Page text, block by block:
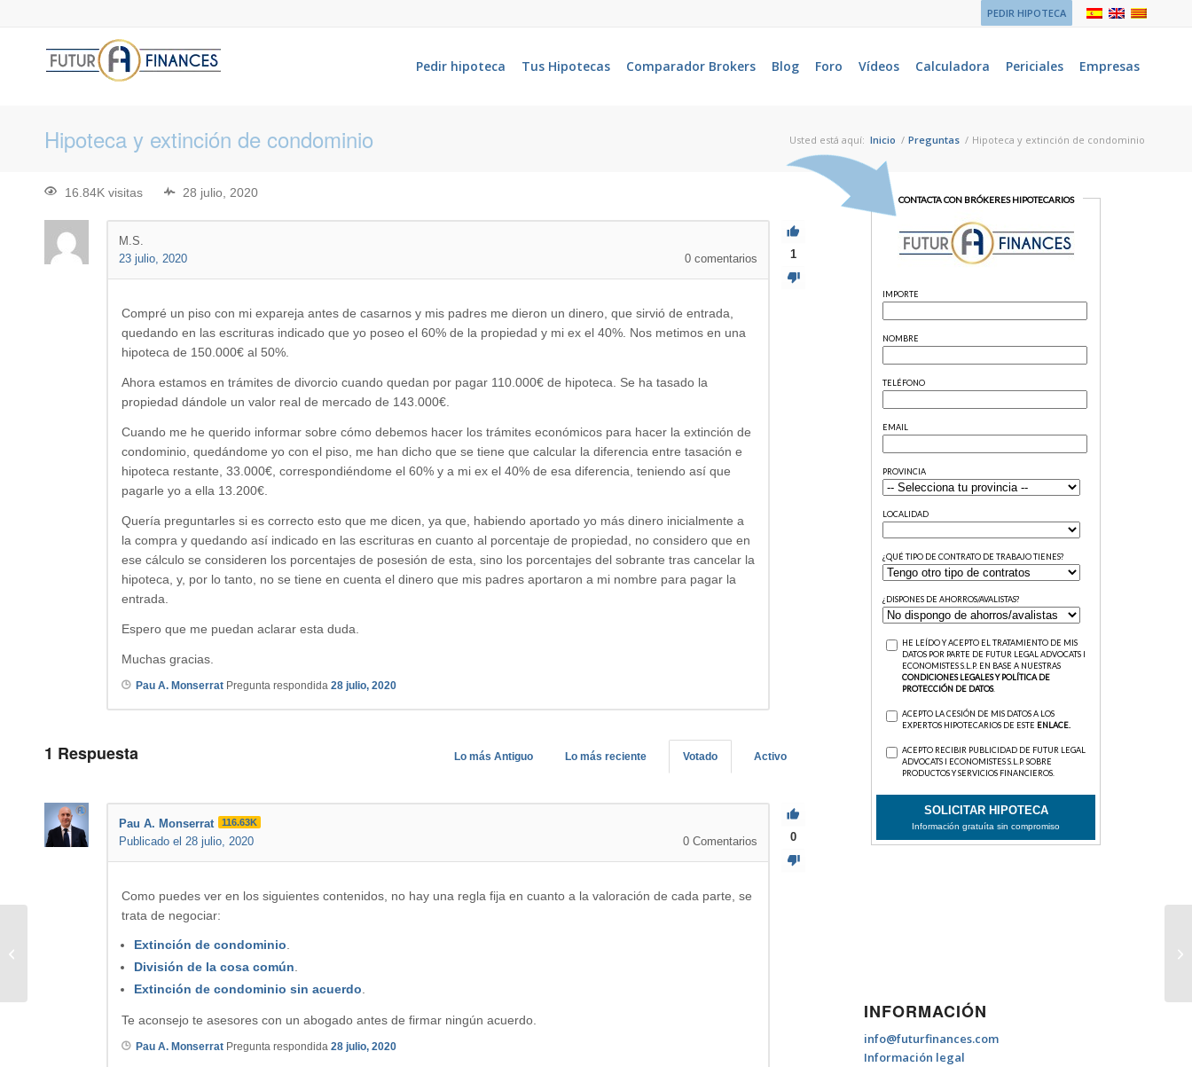
PEDIR HIPOTECA
Pedir hipoteca Tus Hipotecas Comparador Brokers Blog Foro Vídeos Calculadora Periciales Empresas
Hipoteca y extinción de condominio Usted está aquí: Inicio / Preguntas / Hipoteca y extinción de condominio
16.84K visitas 28 julio, 2020
1
M.S.
23 julio, 2020
0 comentarios
Compré un piso con mi expareja antes de casarnos y mis padres me dieron un dinero, que sirvió de entrada,
quedando en las escrituras indicado que yo poseo el 60% de la propiedad y mi ex el 40%. Nos metimos en una
hipoteca de 150.000€ al 50%.
Ahora estamos en trámites de divorcio cuando quedan por pagar 110.000€ de hipoteca. Se ha tasado la
propiedad dándole un valor real de mercado de 143.000€.
Cuando me he querido informar sobre cómo debemos hacer los trámites económicos para hacer la extinción de
condominio, quedándome yo con el piso, me han dicho que se tiene que calcular la diferencia entre tasación e
hipoteca restante, 33.000€, correspondiéndome el 60% y a mi ex el 40% de esa diferencia, teniendo así que
pagarle yo a ella 13.200€.
Quería preguntarles si es correcto esto que me dicen, ya que, habiendo aportado yo más dinero inicialmente a
la compra y quedando así indicado en las escrituras en cuanto al porcentaje de propiedad, no considero que en
ese cálculo se consideren los porcentajes de posesión de esta, sino los porcentajes del sobrante tras cancelar la
hipoteca, y, por lo tanto, no se tiene en cuenta el dinero que mis padres aportaron a mi nombre para pagar la
entrada.
Espero que me puedan aclarar esta duda.
Muchas gracias.
Pau A. Monserrat Pregunta respondida 28 julio, 2020
1 Respuesta Activo
Votado
Lo más reciente
Lo más Antiguo
0
Pau A. Monserrat 116.63K
Publicado el 28 julio, 2020 0 Comentarios
Como puedes ver en los siguientes contenidos, no hay una regla fija en cuanto a la valoración de cada parte, se
trata de negociar:
Extinción de condominio
División de la cosa común
Extinción de condominio sin acuerdo
Te aconsejo te asesores con un abogado antes de firmar ningún acuerdo.
Pau A. Monserrat Pregunta respondida 28 julio, 2020
INFORMACIÓN
info@futurfinances.com
Información legal
préstamos por una empresa que